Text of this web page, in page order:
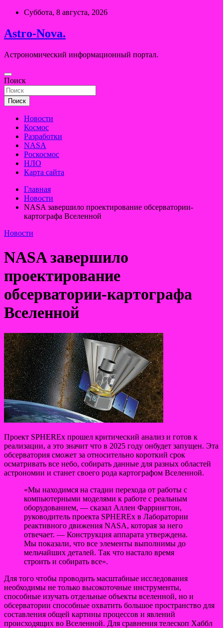
Перейти
содержимому
Суббота, 8 августа, 2026
Astro-Nova.
Астрономический информационный портал.
Поиск
Поиск
Новости
Космос
Разработки
NASA
Роскосмос
НЛО
Карта сайта
Главная
Новости
NASA завершило проектирование обсерватории-
картографа Вселенной
Новости
NASA завершило
проектирование
обсерватории-картографа
Вселенной
Проект SPHEREx прошел критический анализ и готов к
реализации, а это значит что в 2025 году онбудет запущен. Эта
обсерватория сможет за относительно короткий срок
осматривать все небо, собирать данные для разных областей
астрономии и станет своего рода картографом Вселенной.
«Мы находимся на стадии перехода от работы с
компьютерными моделями к работе с реальным
оборудованием, — сказал Аллен Фаррингтон,
руководитель проекта SPHEREx в Лаборатории
реактивного движения NASA, которая за него
отвечает. — Конструкция аппарата утверждена.
Мы показали, что все элементы выполнимы до
мельчайших деталей. Так что настало время
строить и собирать все».
Для того чтобы проводить масштабные исследования
необходимы не только высокоточные инструменты,
способные изучать отдельные объекты вселенной, но и
обсерватории способные охватить большое пространство для
составления общей картины процессов и явлений
происходящих во Вселенной. Для сравнения телескоп Хаббл